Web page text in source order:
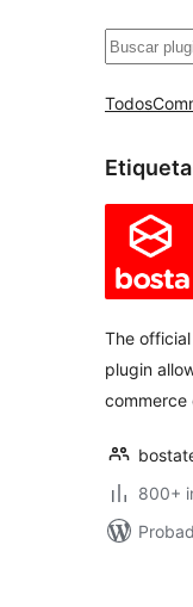
Buscar
Todos
The
plugin
commerce
800+